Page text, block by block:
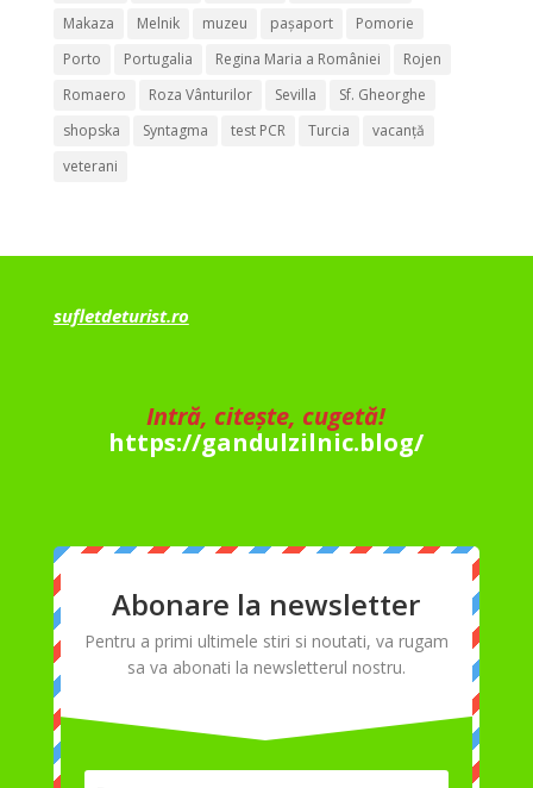
Makaza
Melnik muzeu pașaport
Pomorie
Porto
Portugalia Regina Maria a României
Rojen
Romaero
Roza Vânturilor Sevilla
Sf. Gheorghe
shopska
Syntagma test PCR Turcia
vacanță
veterani
sufletdeturist.ro
Intră, citește, cugetă!
https://gandulzilnic.blog/
Abonare la newsletter
Pentru a primi ultimele stiri si noutati, va rugam
sa va abonati la newsletterul nostru.